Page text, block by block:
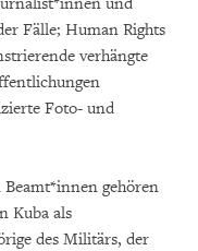
Fälle; Human Rights
verhängte
Foto- und
gehören
Kuba als
des Militärs, der